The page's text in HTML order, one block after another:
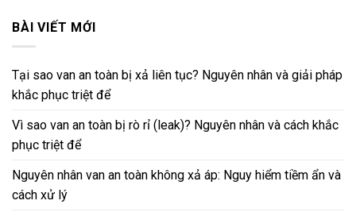
BÀI VIẾT MỚI
Tại sao van an toàn bị xả liên tục? Nguyên nhân và giải pháp
khắc phục triệt để
Vì sao van an toàn bị rò rỉ (leak)? Nguyên nhân và cách khắc
phục triệt để
Nguyên nhân van an toàn không xả áp: Nguy hiểm tiềm ẩn và
cách xử lý